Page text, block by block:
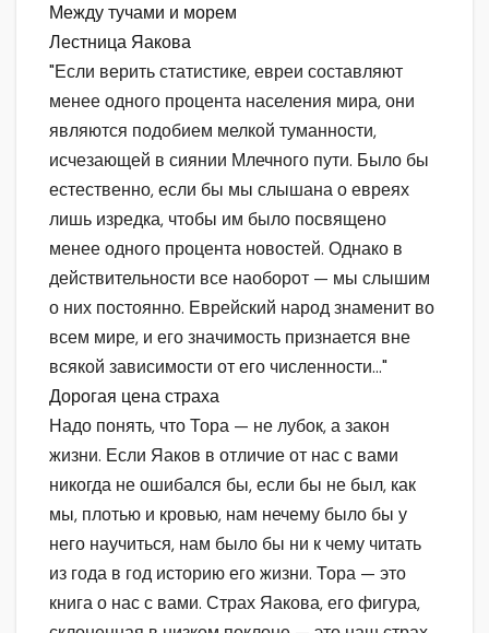
Между тучами и морем
Лестница Яакова
"Если верить статистике, евреи составляют
менее одного процента населения мира, они
являются подобием мелкой туманности,
исчезающей в сиянии Млечного пути. Было бы
естественно, если бы мы слышана о евреях
лишь изредка, чтобы им было посвящено
менее одного процента новостей. Однако в
действительности все наоборот — мы слышим
о них постоянно. Еврейский народ знаменит во
всем мире, и его значимость признается вне
всякой зависимости от его численности…"
Дорогая цена страха
Надо понять, что Тора — не лубок, а закон
жизни. Если Яаков в отличие от нас с вами
никогда не ошибался бы, если бы не был, как
мы, плотью и кровью, нам нечему было бы у
него научиться, нам было бы ни к чему читать
из года в год историю его жизни. Тора — это
книга о нас с вами. Страх Яакова, его фигура,